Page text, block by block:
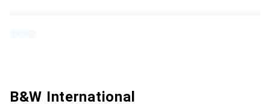
B&W International